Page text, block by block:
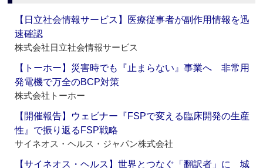
【日立社会情報サービス】医療従事者が副作用情報を迅
速確認
株式会社日立社会情報サービス
【トーホー】災害時でも『止まらない』事業へ 非常用
発電機で万全のBCP対策
株式会社トーホー
【開催報告】ウェビナー『FSPで変える臨床開発の生産
性』で振り返るFSP戦略
サイネオス・ヘルス・ジャパン株式会社
【サイネオス・ヘルス】世界とつなぐ「翻訳者」に 城